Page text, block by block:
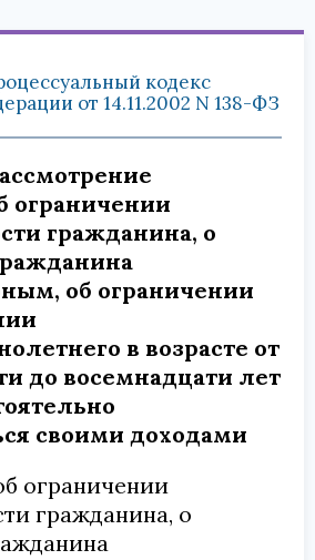
кодекс
от 14.11.2002 N 138-ФЗ
ограничении
гражданина, о
об ограничении
в возрасте от
до восемнадцати лет
своими доходами
ограничении
гражданина, о